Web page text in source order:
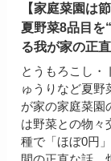
【家庭菜園は
夏野菜8品目を
る我が家の正
とうもろこし・
ゅうりなど夏野
が家の家庭菜園
は野菜との物々
種で「ほぼ0円